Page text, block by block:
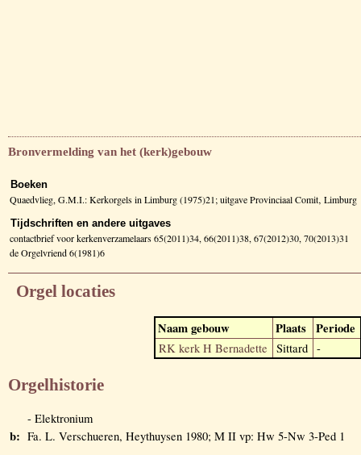
Bronvermelding van het (kerk)gebouw
Boeken
Quaedvlieg, G.M.I.: Kerkorgels in Limburg (1975)21; uitgave Provinciaal Comit‚ Limburg
Tijdschriften en andere uitgaves
contactbrief voor kerkenverzamelaars 65(2011)34, 66(2011)38, 67(2012)30, 70(2013)31
de Orgelvriend 6(1981)6
Orgel locaties
Naam gebouw Plaats Periode
RK kerk H Bernadette Sittard -
Orgelhistorie
- Elektronium
b: Fa. L. Verschueren, Heythuysen 1980; M II vp: Hw 5-Nw 3-Ped 1